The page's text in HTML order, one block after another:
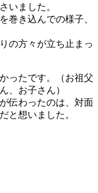
いました。
巻き込んでの様子、
の方々が立ち止まっ
ったです。（お祖父
、お子さん）
伝わったのは、対面
と想いました。